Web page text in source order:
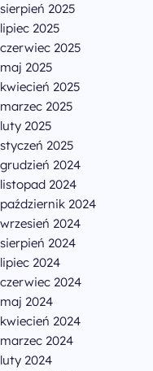
sierpień 2025
lipiec 2025
czerwiec 2025
maj 2025
kwiecień 2025
marzec 2025
luty 2025
styczeń 2025
grudzień 2024
listopad 2024
październik 2024
wrzesień 2024
sierpień 2024
lipiec 2024
czerwiec 2024
maj 2024
kwiecień 2024
marzec 2024
luty 2024